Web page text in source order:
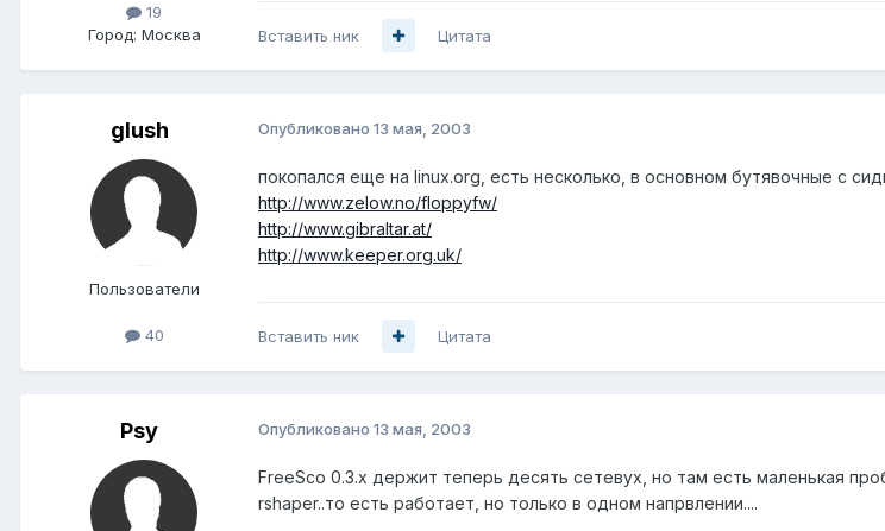
19
Город: Москва Вставить ник Цитата
glush
Пользователи
40
Опубликовано 13 мая, 2003
покопался еще на linux.org, есть несколько, в основном бутявочные с
http://www.zelow.no/floppyfw/
http://www.gibraltar.at/
http://www.keeper.org.uk/
Вставить ник Цитата
Psy Опубликовано 13 мая, 2003
FreeSco 0.3.x держит теперь десять сетевух, но там есть маленькая
rshaper..то есть работает, но только в одном напрвлении....